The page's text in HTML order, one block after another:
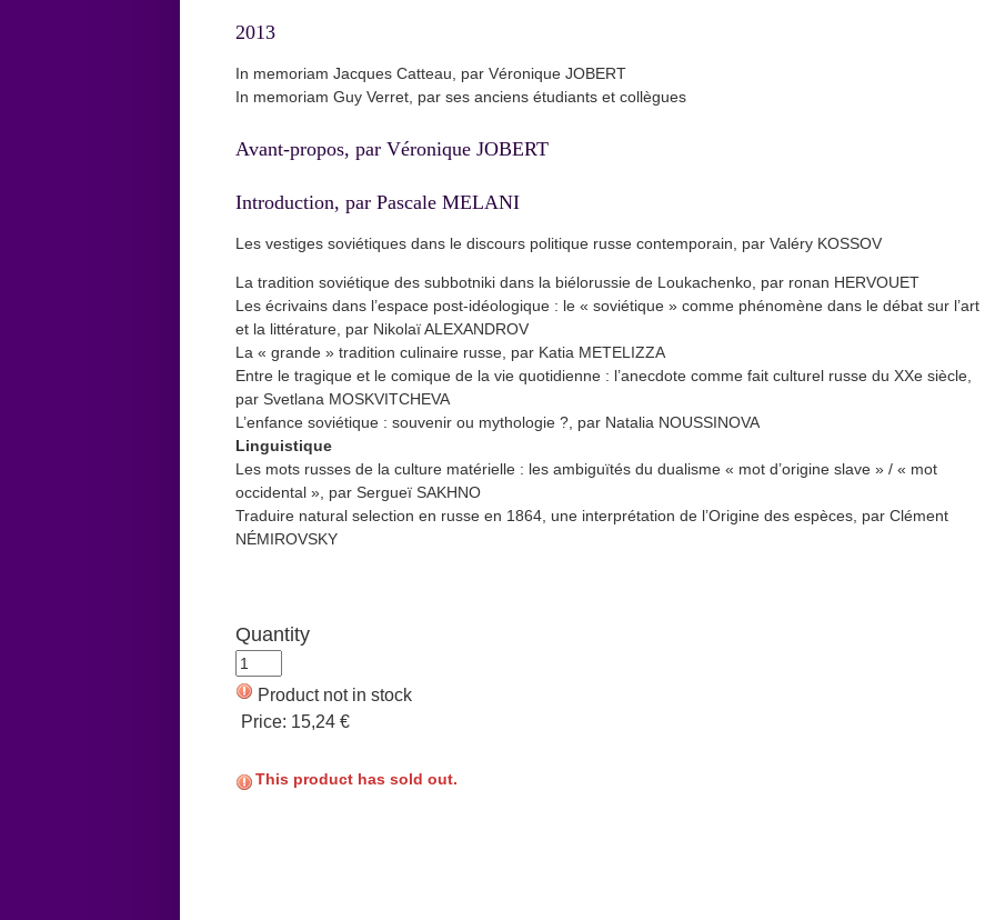
2013
In memoriam Jacques Catteau, par Véronique JOBERT
In memoriam Guy Verret, par ses anciens étudiants et collègues
Avant-propos, par Véronique JOBERT
Introduction, par Pascale MELANI
Les vestiges soviétiques dans le discours politique russe contemporain, par Valéry KOSSOV
La tradition soviétique des subbotniki dans la biélorussie de Loukachenko, par ronan HERVOUET
Les écrivains dans l’espace post-idéologique : le « soviétique » comme phénomène dans le débat sur l’art
et la littérature, par Nikolaï ALEXANDROV
La « grande » tradition culinaire russe, par Katia METELIZZA
Entre le tragique et le comique de la vie quotidienne : l’anecdote comme fait culturel russe du XXe siècle,
par Svetlana MOSKVITCHEVA
L’enfance soviétique : souvenir ou mythologie ?, par Natalia NOUSSINOVA
Linguistique
Les mots russes de la culture matérielle : les ambiguïtés du dualisme « mot d’origine slave » / « mot
occidental », par Sergueï SAKHNO
Traduire natural selection en russe en 1864, une interprétation de l’Origine des espèces, par Clément
NÉMIROVSKY
Quantity
Product not in stock
Price: 15,24 €
This product has sold out.